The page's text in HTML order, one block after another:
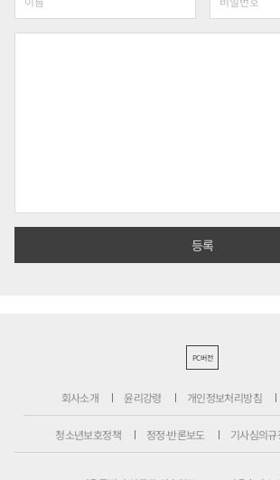
PC버전
회사소개 윤리강령 개인정보처리방침
청소년보호정책 정정·반론보도 기사심의규